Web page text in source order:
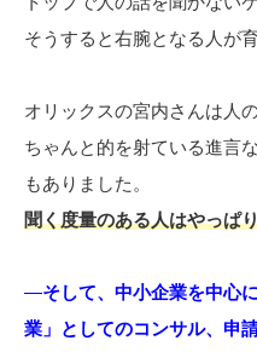
そうすると右腕となる人が育
オリックスの宮内さんは人
ちゃんと的を射ている進言
もありました。
聞く度量のある人はやっぱ
―そして、中小企業を中心
業」としてのコンサル、申